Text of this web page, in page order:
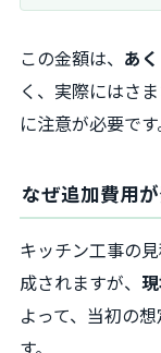
この金額は、 あ
く、実際にはさ
に注意が必要です
なぜ追加費用
キッチン工事の
成されますが、
よって、当初の
す。